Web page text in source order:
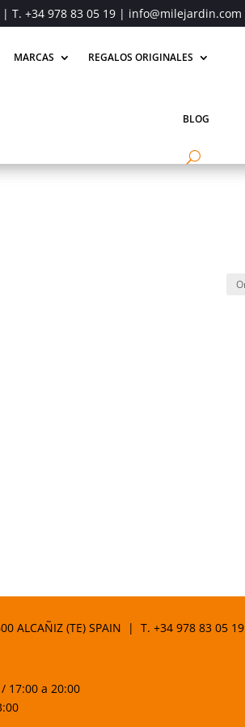
| T. +34 978 83 05 19| info@milejardin.com
MARCAS REGALOS ORIGINALES
BLOG
ALCAÑIZ (TE) SPAIN | T. +34 978 83 05 19
17:00 a 20:00